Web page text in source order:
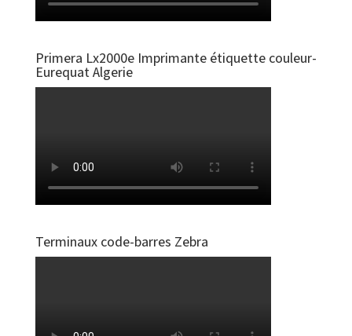
Primera Lx2000e Imprimante étiquette couleur-
Eurequat Algerie
Terminaux code-barres Zebra